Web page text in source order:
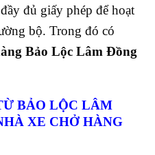
đủ giấy phép để hoạt
bộ. Trong đó có
Bảo Lộc Lâm Đồng
BẢO LỘC LÂM
XE CHỞ HÀNG